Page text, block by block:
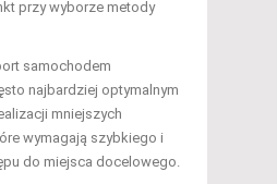
przy wyborze metody
samochodem
najbardziej optymalnym
mniejszych
wymagają szybkiego i
do miejsca docelowego.